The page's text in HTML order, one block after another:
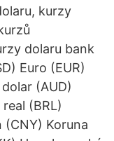
kurzy
dolaru bank
Euro (EUR)
(AUD)
(BRL)
(CNY) Koruna